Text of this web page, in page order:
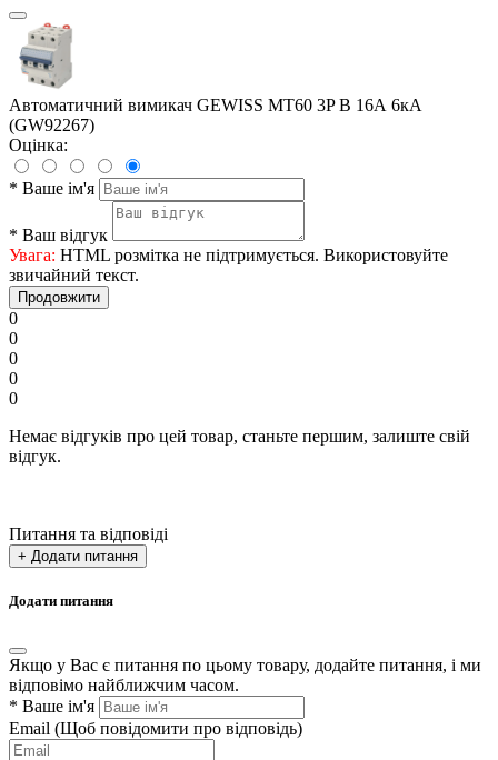
Автоматичний вимикач GEWISS МТ60 3P B 16А 6кА
(GW92267)
Оцінка:
* Ваше ім'я
* Ваш відгук
Увага: HTML розмітка не підтримується. Використовуйте
звичайний текст.
Продовжити
0
0
0
0
0
Немає відгуків про цей товар, станьте першим, залиште свій
відгук.
Питання та відповіді
+ Додати питання
Додати питання
Якщо у Вас є питання по цьому товару, додайте питання, і ми
відповімо найближчим часом.
* Ваше ім'я
Email (Щоб повідомити про відповідь)